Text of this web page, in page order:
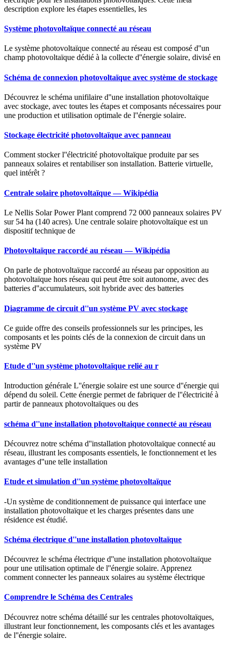
description explore les étapes essentielles, les
Système photovoltaïque connecté au réseau
Le système photovoltaïque connecté au réseau est composé d''un
champ photovoltaïque dédié à la collecte d''énergie solaire, divisé en
Schéma de connexion photovoltaïque avec système de stockage
Découvrez le schéma unifilaire d''une installation photovoltaïque
avec stockage, avec toutes les étapes et composants nécessaires pour
une production et utilisation optimale de l''énergie solaire.
Stockage électricité photovoltaïque avec panneau
Comment stocker l''électricité photovoltaïque produite par ses
panneaux solaires et rentabiliser son installation. Batterie virtuelle,
quel intérêt ?
Centrale solaire photovoltaïque — Wikipédia
Le Nellis Solar Power Plant comprend 72 000 panneaux solaires PV
sur 54 ha (140 acres). Une centrale solaire photovoltaïque est un
dispositif technique de
Photovoltaïque raccordé au réseau — Wikipédia
On parle de photovoltaïque raccordé au réseau par opposition au
photovoltaïque hors réseau qui peut être soit autonome, avec des
batteries d''accumulateurs, soit hybride avec des batteries
Diagramme de circuit d''un système PV avec stockage
Ce guide offre des conseils professionnels sur les principes, les
composants et les points clés de la connexion de circuit dans un
système PV
Etude d''un système photovoltaïque relié au r
Introduction générale L''énergie solaire est une source d''énergie qui
dépend du soleil. Cette énergie permet de fabriquer de l''électricité à
partir de panneaux photovoltaïques ou des
schéma d''une installation photovoltaique connecté au réseau
Découvrez notre schéma d''installation photovoltaïque connecté au
réseau, illustrant les composants essentiels, le fonctionnement et les
avantages d''une telle installation
Etude et simulation d''un système photovoltaïque
-Un système de conditionnement de puissance qui interface une
installation photovoltaïque et les charges présentes dans une
résidence est étudié.
Schéma électrique d''une installation photovoltaïque
Découvrez le schéma électrique d''une installation photovoltaïque
pour une utilisation optimale de l''énergie solaire. Apprenez
comment connecter les panneaux solaires au système électrique
Comprendre le Schéma des Centrales
Découvrez notre schéma détaillé sur les centrales photovoltaïques,
illustrant leur fonctionnement, les composants clés et les avantages
de l''énergie solaire.